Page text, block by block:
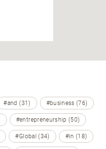
#and (31) #business (76)
#entrepreneurship (50)
#Global (34) #in (18)